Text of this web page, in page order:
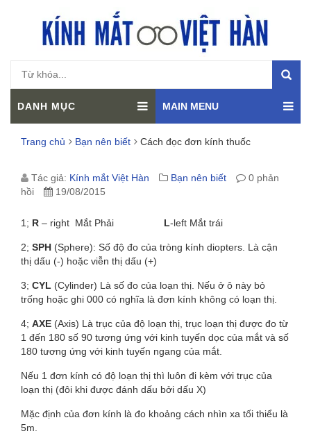
DANH MỤC MAIN MENU
Trang chủ Bạn nên biết Cách đọc đơn kính thuốc
CÁCH
ĐƠN
KÍNH
THUỐC
Tác giả: Kính mắt Việt Hàn Bạn nên biết
0 phản
hồi
19/08/2015
1; R – right Mắt Phải L-left Mắt trái
2; SPH (Sphere): Số độ đo của tròng kính diopters. Là cận
thị dấu (-) hoặc viễn thị dấu (+)
3; CYL (Cylinder) Là số đo của loạn thị. Nếu ở ô này bỏ
trống hoặc ghi 000 có nghĩa là đơn kính không có loạn thị.
4; AXE (Axis) Là trục của độ loạn thị, trục loạn thị được đo từ
1 đến 180 số 90 tương ứng với kinh tuyến dọc của mắt và số
180 tương ứng với kinh tuyến ngang của mắt.
Nếu 1 đơn kính có độ loạn thị thì luôn đi kèm với trục của
loạn thị (đôi khi được đánh dấu bởi dấu X)
Mặc định của đơn kính là đo khoảng cách nhìn xa tối thiểu là
5m.